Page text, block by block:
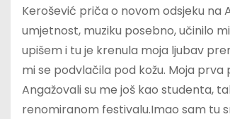
Kerošević priča o novom odsjeku na
umjetnost, muziku posebno, učinilo
upišem i tu je krenula moja ljubav
mi se podvlačila pod kožu. Moja prva
Angažovali su me još kao studenta,
renomiranom festivalu.Imao sam tu